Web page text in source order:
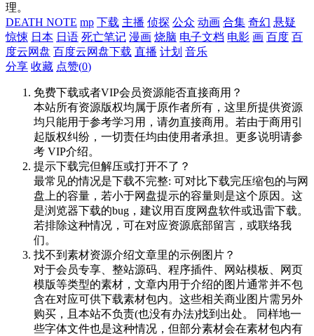
理。
DEATH NOTE mp 下载 主播 侦探 公众 动画 合集 奇幻 悬疑
惊悚 日本 日语 死亡笔记 漫画 烧脑 电子文档 电影 画 百度 百
度云网盘 百度云网盘下载 直播 计划 音乐
分享 收藏 点赞(0)
免费下载或者VIP会员资源能否直接商用？
本站所有资源版权均属于原作者所有，这里所提供资源
均只能用于参考学习用，请勿直接商用。若由于商用引
起版权纠纷，一切责任均由使用者承担。更多说明请参
考 VIP介绍。
提示下载完但解压或打开不了？
最常见的情况是下载不完整: 可对比下载完压缩包的与网
盘上的容量，若小于网盘提示的容量则是这个原因。这
是浏览器下载的bug，建议用百度网盘软件或迅雷下载。
若排除这种情况，可在对应资源底部留言，或联络我
们。
找不到素材资源介绍文章里的示例图片？
对于会员专享、整站源码、程序插件、网站模板、网页
模版等类型的素材，文章内用于介绍的图片通常并不包
含在对应可供下载素材包内。这些相关商业图片需另外
购买，且本站不负责(也没有办法)找到出处。 同样地一
些字体文件也是这种情况，但部分素材会在素材包内有